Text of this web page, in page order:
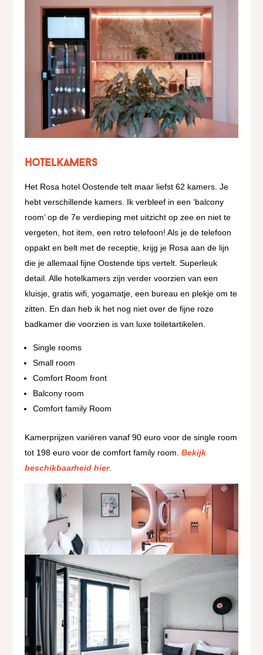
Hotelkamers
Het Rosa hotel Oostende telt maar liefst 62 kamers. Je
hebt verschillende kamers. Ik verbleef in een ‘balcony
room’ op de 7e verdieping met uitzicht op zee en niet te
vergeten, hot item, een retro telefoon! Als je de telefoon
oppakt en belt met de receptie, krijg je Rosa aan de lijn
die je allemaal fijne Oostende tips vertelt. Superleuk
detail. Alle hotelkamers zijn verder voorzien van een
kluisje, gratis wifi, yogamatje, een bureau en plekje om te
zitten. En dan heb ik het nog niet over de fijne roze
badkamer die voorzien is van luxe toiletartikelen.
Single rooms
Small room
Comfort Room front
Balcony room
Comfort family Room
Kamerprijzen variëren vanaf 90 euro voor de single room
tot 198 euro voor de comfort family room. Bekijk
beschikbaarheid hier.